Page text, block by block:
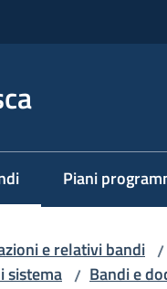
Piani
e relativi bandi /
sistema / Bandi e